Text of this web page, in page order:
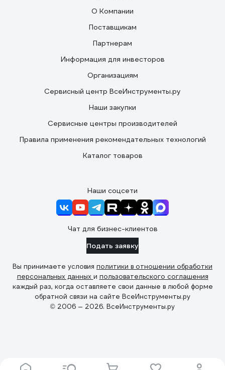
О Компании
Поставщикам
Партнерам
Информация для инвесторов
Организациям
Сервисный центр ВсеИнструменты.ру
Наши закупки
Сервисные центры производителей
Правила применения рекомендательных технологий
Каталог товаров
Наши соцсети
Чат для бизнес-клиентов
Подать заявку
Вы принимаете условия политики в отношении обработки
персональных данных и пользовательского соглашения
каждый раз, когда оставляете свои данные в любой форме
обратной связи на сайте ВсеИнструменты.ру
© 2006 — 2026. ВсеИнструменты.ру